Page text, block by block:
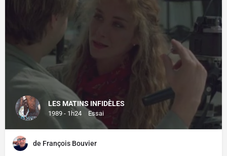
LES MATINS INFIDÈLES
1989 - 1h24 Essai
de François Bouvier